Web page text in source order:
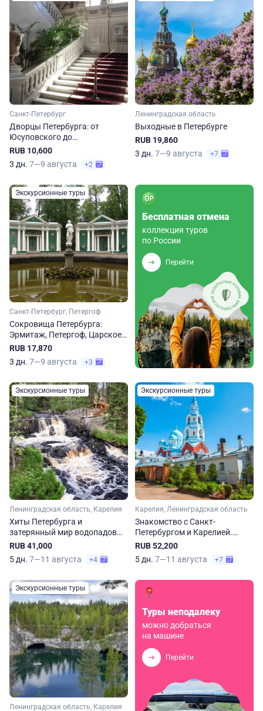
Санкт-Петербург
Дворцы Петербурга: от
Юсуповского до
Шуваловского
RUB 10,600
3 дн. 7—9 августа +2
Ленинградская область
Выходные в Петербурге
RUB 19,860
3 дн. 7—9 августа +7
Экскурсионные туры
Санкт-Петербург, Петергоф
Сокровища Петербурга:
Эрмитаж, Петергоф, Царское
Село
RUB 17,870
3 дн. 7—9 августа +3
Бесплатная отмена
коллекция туров
по России
Перейти
Экскурсионные туры
Ленинградская область, Карелия
Хиты Петербурга и
затерянный мир водопадов
Карелии
RUB 41,000
5 дн. 7—11 августа +4
Экскурсионные туры
Карелия, Ленинградская область
Знакомство с Санкт-
Петербургом и Карелией.
Рускеала, Кижи, Валаам
RUB 52,200
5 дн. 7—11 августа +7
Экскурсионные туры
Ленинградская область, Карелия
Туры неподалеку
можно добраться
на машине
Перейти